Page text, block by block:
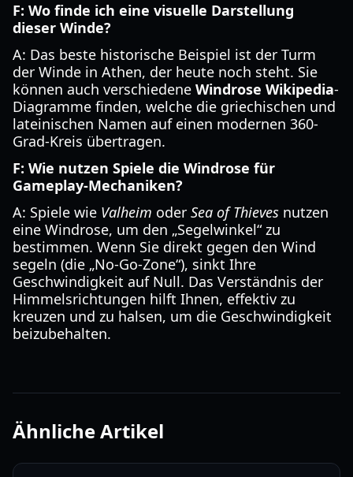
F: Wo finde ich eine visuelle Darstellung
dieser Winde?
A: Das beste historische Beispiel ist der Turm
der Winde in Athen, der heute noch steht. Sie
können auch verschiedene Windrose Wikipedia-
Diagramme finden, welche die griechischen und
lateinischen Namen auf einen modernen 360-
Grad-Kreis übertragen.
F: Wie nutzen Spiele die Windrose für
Gameplay-Mechaniken?
A: Spiele wie Valheim oder Sea of Thieves nutzen
eine Windrose, um den „Segelwinkel“ zu
bestimmen. Wenn Sie direkt gegen den Wind
segeln (die „No-Go-Zone“), sinkt Ihre
Geschwindigkeit auf Null. Das Verständnis der
Himmelsrichtungen hilft Ihnen, effektiv zu
kreuzen und zu halsen, um die Geschwindigkeit
beizubehalten.
Ähnliche Artikel